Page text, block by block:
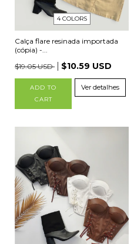
4 COLORS
Calça flare resinada importada
(cópia) -...
$19.05 USD
$10.59 USD
ADD TO
CART
Ver detalhes